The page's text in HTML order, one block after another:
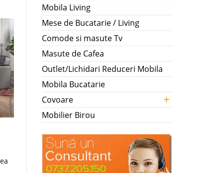
Mobila Living
Mese de Bucatarie / Living
Comode si masute Tv
Masute de Cafea
Outlet/Lichidari Reduceri Mobila
Mobila Bucatarie
Covoare
+
Mobilier Birou